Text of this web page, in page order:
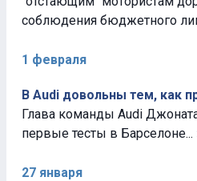
соблюдения бюджетного
1 февраля
В Audi довольны тем, как
Глава команды Audi
первые тесты в Барселоне...
27 января